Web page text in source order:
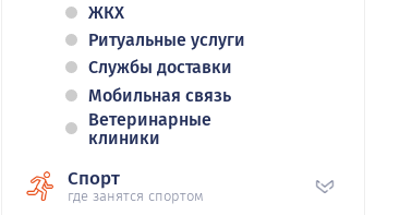
ЖКХ
Ритуальные услуги
Службы доставки
Мобильная связь
Ветеринарные
клиники
Спорт
где занятся спортом